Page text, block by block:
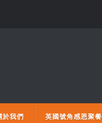
於我們 英國號角感恩聚餐